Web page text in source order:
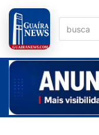
Pular
para
o
conteúdo